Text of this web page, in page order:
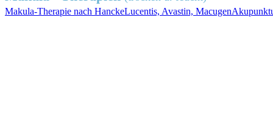
Makula-Therapie nach HanckeLucentis, Avastin, Macugen